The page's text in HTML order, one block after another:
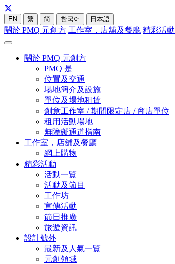
EN 繁 简 한국어 日本語
關於 PMQ 元創方 工作室，店舖及餐廳 精彩活動
關於 PMQ 元創方
PMQ 是
位置及交通
場地簡介及設施
單位及場地租賃
創意工作室 / 期間限定店 / 商店單位
租用活動場地
無障礙通道指南
工作室，店舖及餐廳
網上購物
精彩活動
活動一覧
活動及節目
工作坊
宣傳活動
節日推廣
旅遊資訊
設計號外
最新及人氣一覧
元創領域